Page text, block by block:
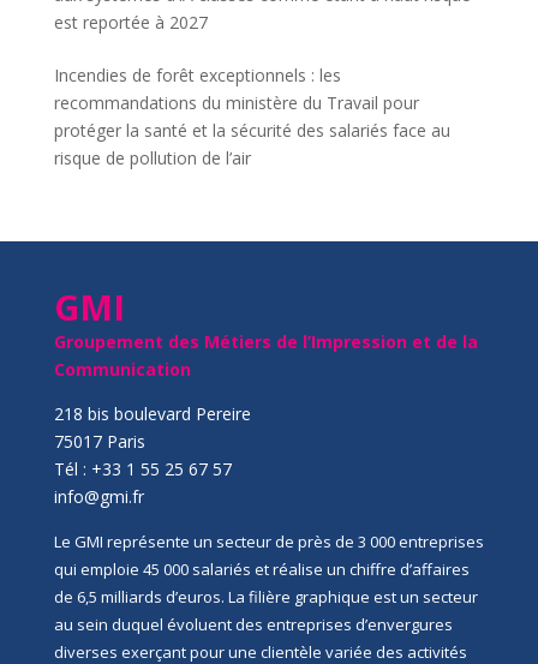
est reportée à 2027
Incendies de forêt exceptionnels : les
recommandations du ministère du Travail pour
protéger la santé et la sécurité des salariés face au
risque de pollution de l’air
GMI
Groupement des Métiers de l’Impression et de la
Communication
218 bis boulevard Pereire
75017 Paris
Tél : +33 1 55 25 67 57
info@gmi.fr
Le GMI représente un secteur de près de 3 000 entreprises
qui emploie 45 000 salariés et réalise un chiffre d’affaires
de 6,5 milliards d’euros. La filière graphique est un secteur
au sein duquel évoluent des entreprises d’envergures
diverses exerçant pour une clientèle variée des activités